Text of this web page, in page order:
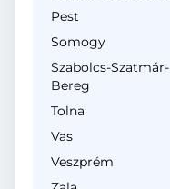
Pest
Somogy
Szabolcs-Szatmár-
Bereg
Tolna
Vas
Veszprém